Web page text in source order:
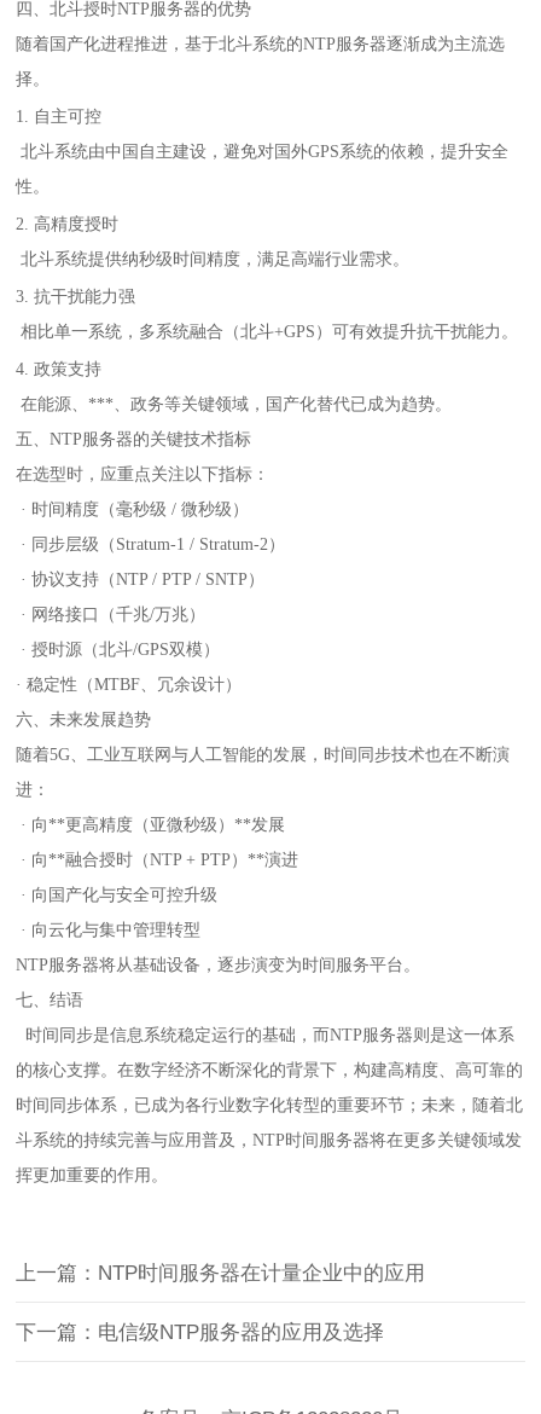
四、北斗授时NTP服务器的优势
随着国产化进程推进，基于北斗系统的NTP服务器逐渐成为主流选
择。
1. 自主可控
北斗系统由中国自主建设，避免对国外GPS系统的依赖，提升安全
性。
2. 高精度授时
北斗系统提供纳秒级时间精度，满足高端行业需求。
3. 抗干扰能力强
相比单一系统，多系统融合（北斗+GPS）可有效提升抗干扰能力。
4. 政策支持
在能源、***、政务等关键领域，国产化替代已成为趋势。
五、NTP服务器的关键技术指标
在选型时，应重点关注以下指标：
· 时间精度（毫秒级 / 微秒级）
· 同步层级（Stratum-1 / Stratum-2）
· 协议支持（NTP / PTP / SNTP）
· 网络接口（千兆/万兆）
· 授时源（北斗/GPS双模）
· 稳定性（MTBF、冗余设计）
六、未来发展趋势
随着5G、工业互联网与人工智能的发展，时间同步技术也在不断演
进：
· 向**更高精度（亚微秒级）**发展
· 向**融合授时（NTP + PTP）**演进
· 向国产化与安全可控升级
· 向云化与集中管理转型
NTP服务器将从基础设备，逐步演变为时间服务平台。
七、结语
时间同步是信息系统稳定运行的基础，而NTP服务器则是这一体系
的核心支撑。在数字经济不断深化的背景下，构建高精度、高可靠的
时间同步体系，已成为各行业数字化转型的重要环节； 未来，随着北
斗系统的持续完善与应用普及，NTP时间服务器将在更多关键领域发
挥更加重要的作用。
上一篇：NTP时间服务器在计量企业中的应用
下一篇：电信级NTP服务器的应用及选择